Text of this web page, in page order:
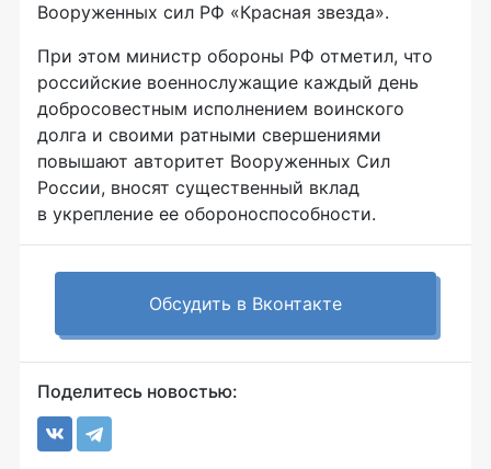
Вооруженных сил РФ «Красная звезда».
При этом министр обороны РФ отметил, что
российские военнослужащие каждый день
добросовестным исполнением воинского
долга и своими ратными свершениями
повышают авторитет Вооруженных Сил
России, вносят существенный вклад
в укрепление ее обороноспособности.
Обсудить в Вконтакте
Поделитесь новостью: